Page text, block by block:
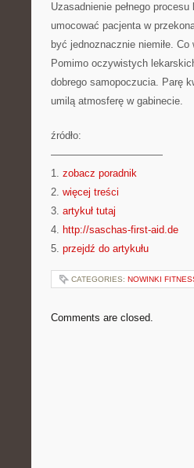
Uzasadnienie pełnego
umocować pacjenta w
być jednoznacznie niemiłe.
Pomimo oczywistych
dobrego samopoczucia. Parę
umilą atmosferę w gabinecie.
źródło:
———————————
1. zobacz poradnik
2. więcej treści
3. artykuł tutaj
4. http://saschas-first-aid.de
5. przejdź do artykułu
CATEGORIES: NOWINKI
Comments are closed.